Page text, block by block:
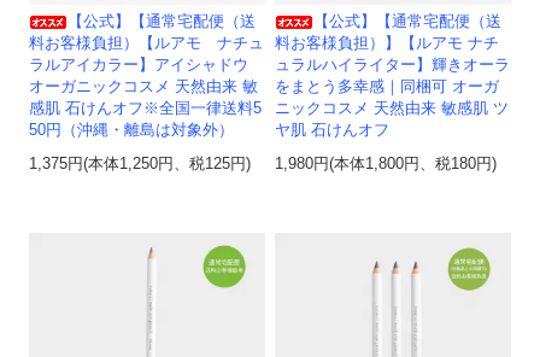
【公式】【通常宅配便（送
料お客様負担）【ルアモ ナチュ
ラルアイカラー】アイシャドウ
オーガニックコスメ 天然由来 敏
感肌 石けんオフ※全国一律送料5
50円（沖縄・離島は対象外）
1,375円(本体1,250円、税125円)
【公式】【通常宅配便（送
料お客様負担）】【ルアモ ナチ
ュラルハイライター】輝きオーラ
をまとう多幸感｜同梱可 オーガ
ニックコスメ 天然由来 敏感肌 ツ
ヤ肌 石けんオフ
1,980円(本体1,800円、税180円)